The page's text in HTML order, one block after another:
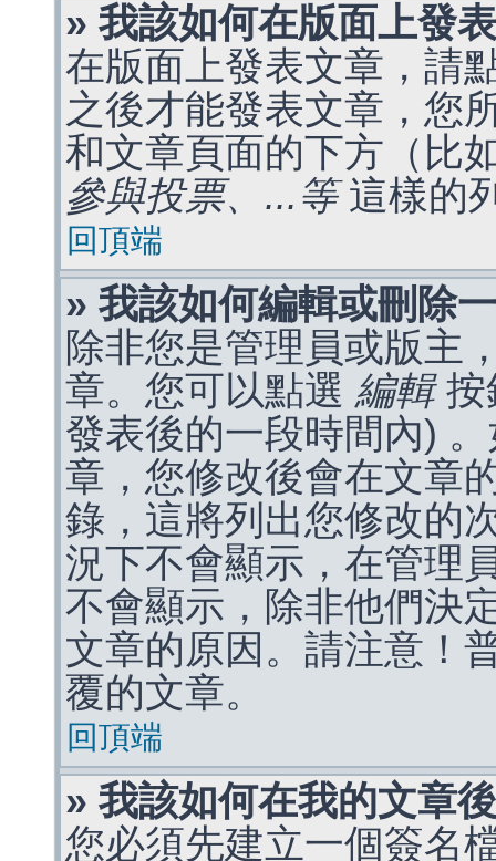
» 我該如何在版面上發
在版面上發表文章，請
之後才能發表文章，您
和文章頁面的下方（比
參與投票、...等這樣的
回頂端
» 我該如何編輯或刪除
除非您是管理員或版主
章。您可以點選 編輯按
發表後的一段時間內)
章，您修改後會在文章
錄，這將列出您修改的
況下不會顯示，在管理
不會顯示，除非他們決
文章的原因。請注意！
覆的文章。
回頂端
» 我該如何在我的文章
您必須先建立一個簽名